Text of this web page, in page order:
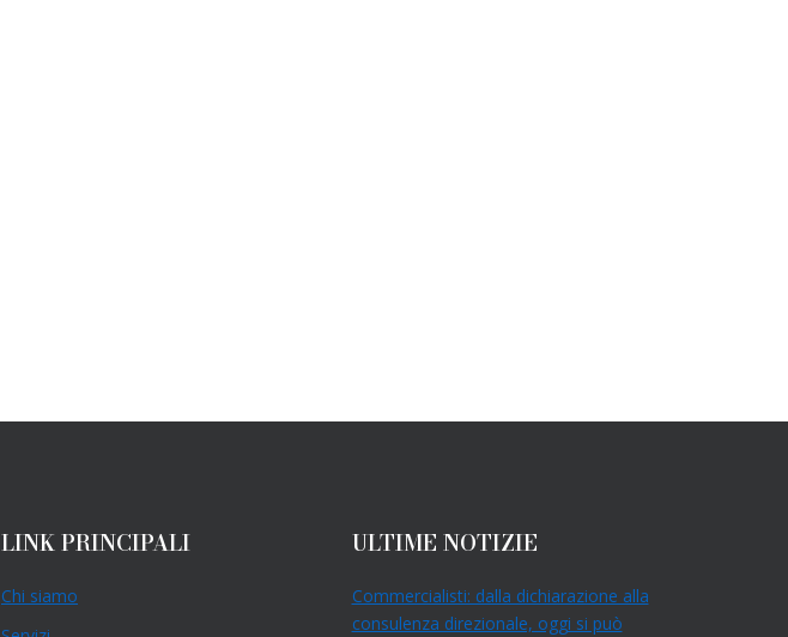
LINK PRINCIPALI
Chi siamo
ULTIME NOTIZIE
Commercialisti: dalla dichiarazione alla
consulenza direzionale, oggi si può